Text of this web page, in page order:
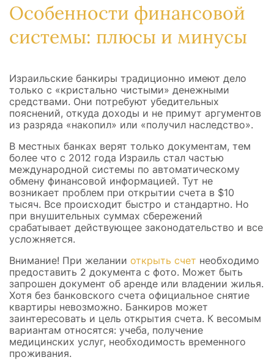
Особенности финансовой
системы: плюсы и минусы
Израильские банкиры традиционно имеют дело
только с «кристально чистыми» денежными
средствами. Они потребуют убедительных
пояснений, откуда доходы и не примут аргументов
из разряда «накопил» или «получил наследство».
В местных банках верят только документам, тем
более что с 2012 года Израиль стал частью
международной системы по автоматическому
обмену финансовой информацией. Тут не
возникает проблем при открытии счета в $10
тысяч. Все происходит быстро и стандартно. Но
при внушительных суммах сбережений
срабатывает действующее законодательство и все
усложняется.
Внимание! При желании открыть счет необходимо
предоставить 2 документа с фото. Может быть
запрошен документ об аренде или владении жилья.
Хотя без банковского счета официальное снятие
квартиры невозможно. Банкиров может
заинтересовать и цель открытия счета. К весомым
вариантам относятся: учеба, получение
медицинских услуг, необходимость временного
проживания.